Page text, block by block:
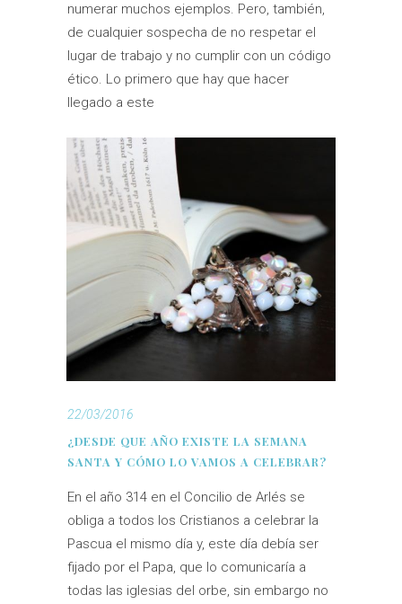
numerar muchos ejemplos. Pero, también,
de cualquier sospecha de no respetar el
lugar de trabajo y no cumplir con un código
ético. Lo primero que hay que hacer
llegado a este
22/03/2016
¿DESDE QUE AÑO EXISTE LA SEMANA
SANTA Y CÓMO LO VAMOS A CELEBRAR?
En el año 314 en el Concilio de Arlés se
obliga a todos los Cristianos a celebrar la
Pascua el mismo día y, este día debía ser
fijado por el Papa, que lo comunicaría a
todas las iglesias del orbe, sin embargo no